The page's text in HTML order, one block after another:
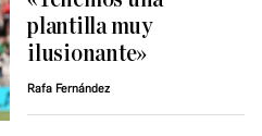
plantilla muy
ilusionante»
Rafa Fernández